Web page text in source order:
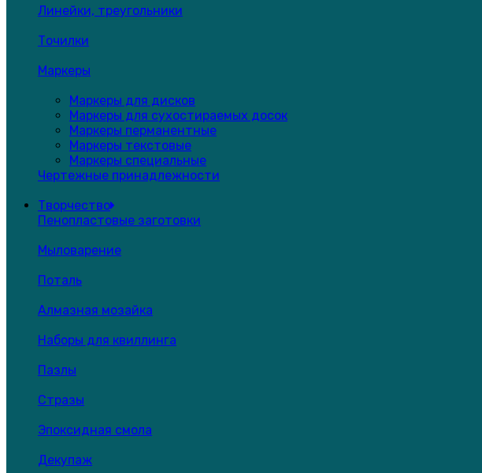
Линейки, треугольники
Точилки
Маркеры
Маркеры для дисков
Маркеры для сухостираемых досок
Маркеры перманентные
Маркеры текстовые
Маркеры специальные
Чертежные принадлежности
Творчество
Пенопластовые заготовки
Мыловарение
Поталь
Алмазная мозайка
Наборы для квиллинга
Пазлы
Стразы
Эпоксидная смола
Декупаж